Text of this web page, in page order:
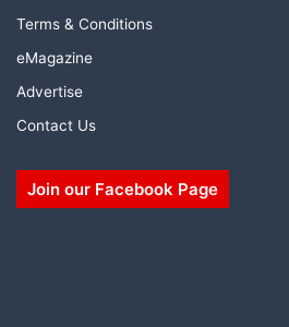
Terms & Conditions
eMagazine
Advertise
Contact Us
Join our Facebook Page